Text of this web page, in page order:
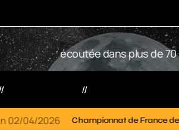
W
2
R
écoutée dans plus de 70
de France de la FYYA le 18 avril –